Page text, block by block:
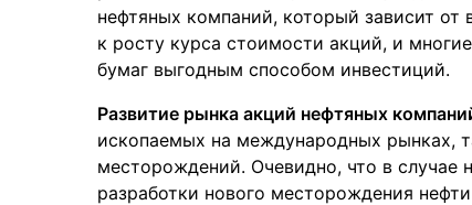
нефтяных компаний, который зависит
к росту курса стоимости акций, и
бумаг выгодным способом инвестиций.
Развитие рынка акций нефтяных
ископаемых на международных рынках,
месторождений. Очевидно, что в случае
разработки нового месторождения